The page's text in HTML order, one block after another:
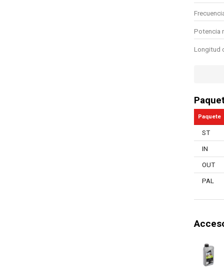
Potencia
Longitud
Control
Sistema
Botón de
Ajuste
Longitud
Galga de
Paquete
ST
IN
OUT
PAL